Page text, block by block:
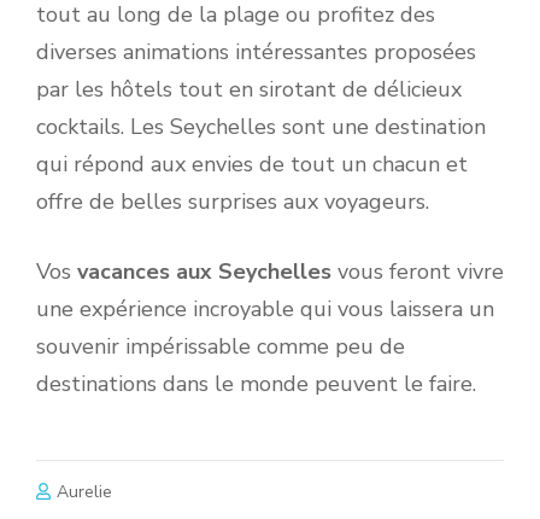
tout au long de la plage ou profitez des
diverses animations intéressantes proposées
par les hôtels tout en sirotant de délicieux
cocktails. Les Seychelles sont une destination
qui répond aux envies de tout un chacun et
offre de belles surprises aux voyageurs.
Vos vacances aux Seychelles vous feront vivre
une expérience incroyable qui vous laissera un
souvenir impérissable comme peu de
destinations dans le monde peuvent le faire.
Aurelie